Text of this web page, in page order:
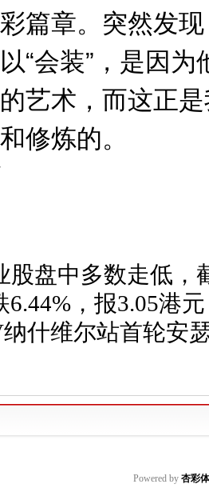
篇章。突然发
“会装”，是因
艺术，而这正
修炼的。
股盘中多数走低，
6.44%，报3.05港元
什维尔站首轮安
Powered by 杏彩